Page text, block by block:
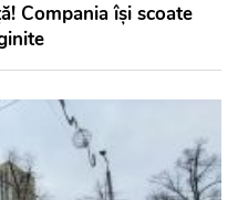
Compania își scoate